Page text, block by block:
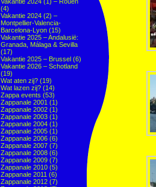
(4)
Vakantie 2024 (2) –
Montpellier-Valencia-
Barcelona-Lyon (15)
Vakantie 2025 – Andalusië:
Granada, Málaga & Sevilla
(17)
Vakantie 2025 – Brussel (6)
Vakantie 2026 – Schotland
(19)
Wat aten zij? (19)
Wat lazen zij? (14)
Zappa events (53)
Zappanale 2001 (1)
Zappanale 2002 (1)
Zappanale 2003 (1)
Zappanale 2004 (1)
Zappanale 2005 (1)
Zappanale 2006 (6)
Zappanale 2007 (7)
Zappanale 2008 (6)
Zappanale 2009 (7)
Zappanale 2010 (5)
Zappanale 2011 (6)
Zappanale 2012 (7)